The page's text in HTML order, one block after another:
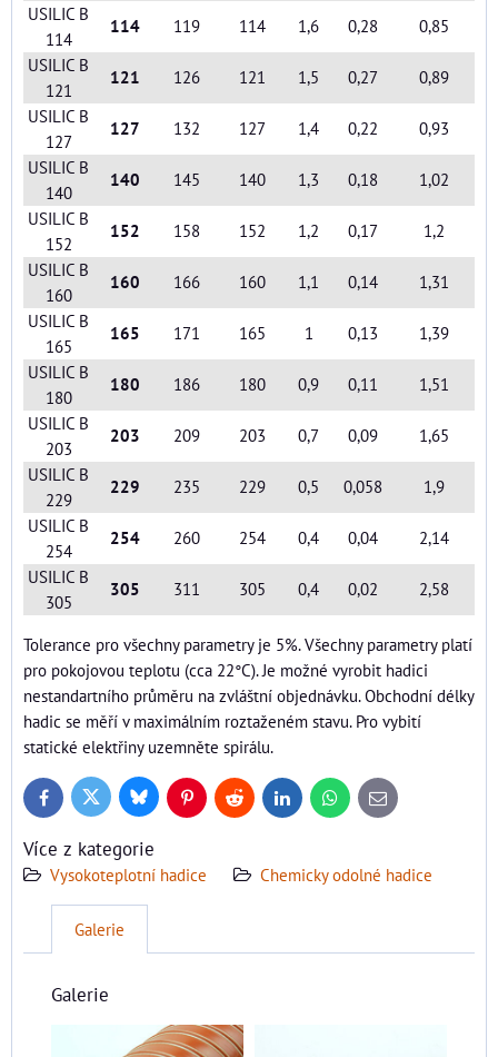
USILIC B
114
114 119 114 1,6 0,28
0,85
USILIC B
121
121 126 121 1,5 0,27
0,89
USILIC B
127
127 132 127 1,4 0,22
0,93
USILIC B
140
140 145 140 1,3 0,18
1,02
USILIC B
152
152 158 152 1,2 0,17
1,2
USILIC B
160
160 166 160 1,1 0,14
1,31
USILIC B
165
165 171 165 1 0,13
1,39
USILIC B
180
180 186 180 0,9 0,11
1,51
USILIC B
203
203 209 203 0,7 0,09
1,65
USILIC B
229
229 235 229 0,5 0,058
1,9
USILIC B
254
254 260 254 0,4 0,04
2,14
USILIC B
305
305 311 305 0,4 0,02 2,58
Tolerance pro všechny parametry je 5%. Všechny parametry platí
pro pokojovou teplotu (cca 22°C). Je možné vyrobit hadici
nestandartního průměru na zvláštní objednávku. Obchodní délky
hadic se měří v maximálním roztaženém stavu. Pro vybití
statické elektřiny uzemněte spirálu.
FacebookTwitter BlueskyPinterestReddit LinkedInWhatsApp
E-
mail
Více z kategorie
Vysokoteplotní hadice Chemicky odolné hadice
Galerie
Galerie